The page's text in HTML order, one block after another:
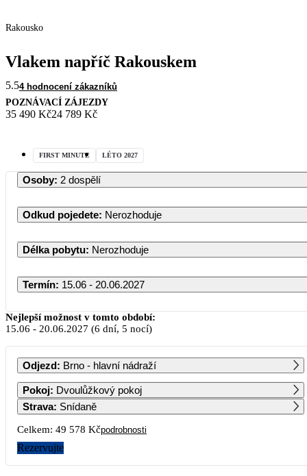
Rakousko
Vlakem napříč Rakouskem
5.54 hodnocení zákazníků
POZNÁVACÍ ZÁJEZDY
35 490 Kč24 789 Kč
FIRST MINUTE LÉTO 2027
Osoby: 2 dospělí
Odkud pojedete: Nerozhoduje
Délka pobytu: Nerozhoduje
Termín: 15.06 - 20.06.2027
Červen 2027
PO ÚT ST ČT PÁ SO NE
1 2 3 4 5 6
7 8 9 10 11 12 13
24 789
Nejlepší možnost v tomto období:
15.06 - 20.06.2027 (6 dní, 5 nocí)
Odjezd: Brno - hlavní nádraží
Pokoj: Dvoulůžkový pokoj
Strava: Snídaně
Celkem: 49 578 Kčpodrobnosti
Rezervujte